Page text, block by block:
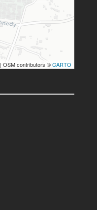
| OSM contributors ©CARTO